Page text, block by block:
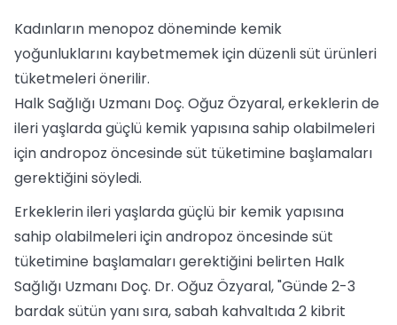
Kadınların menopoz döneminde kemik
yoğunluklarını kaybetmemek için düzenli süt ürünleri
tüketmeleri önerilir.
Halk Sağlığı Uzmanı Doç. Oğuz Özyaral, erkeklerin de
ileri yaşlarda güçlü kemik yapısına sahip olabilmeleri
için andropoz öncesinde süt tüketimine başlamaları
gerektiğini söyledi.
Erkeklerin ileri yaşlarda güçlü bir kemik yapısına
sahip olabilmeleri için andropoz öncesinde süt
tüketimine başlamaları gerektiğini belirten Halk
Sağlığı Uzmanı Doç. Dr. Oğuz Özyaral, "Günde 2-3
bardak sütün yanı sıra, sabah kahvaltıda 2 kibrit